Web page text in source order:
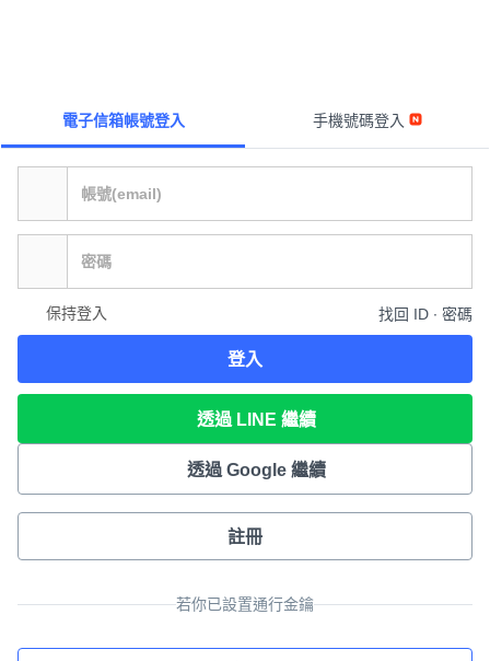
電子信箱帳號登入 手機號碼登入
保持登入 找回 ID ∙ 密碼
登入
透過 LINE 繼續
透過 Google 繼續
註冊
若你已設置通行金鑰